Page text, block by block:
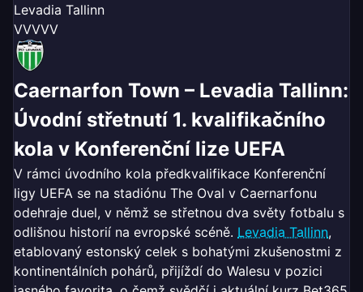
Levadia Tallinn
VVVVV
Caernarfon Town – Levadia Tallinn:
Úvodní střetnutí 1. kvalifikačního
kola v Konferenční lize UEFA
V rámci úvodního kola předkvalifikace Konferenční
ligy UEFA se na stadiónu The Oval v Caernarfonu
odehraje duel, v němž se střetnou dva světy fotbalu s
odlišnou historií na evropské scéně. Levadia Tallinn,
etablovaný estonský celek s bohatými zkušenostmi z
kontinentálních pohárů, přijíždí do Walesu v pozici